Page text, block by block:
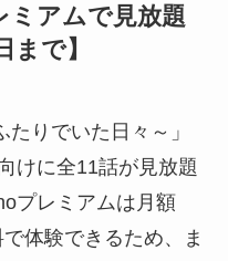
ミアムで見放題
まで】
たりでいた日々～」
けに全11話が見放題
プレミアムは月額
体験できるため、ま